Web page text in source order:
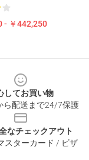
- ￥442,250
してお買い物
ら配送まで24/7保護
なチェックアウト
スターカード / ビザ